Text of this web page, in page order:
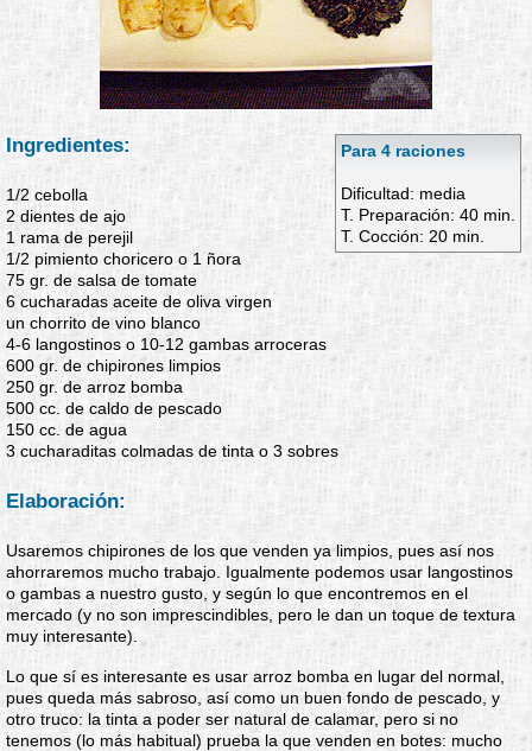
Para 4 raciones
Dificultad: media
T. Preparación: 40 min.
T. Cocción: 20 min.
Ingredientes:
1/2 cebolla
2 dientes de ajo
1 rama de perejil
1/2 pimiento choricero o 1 ñora
75 gr. de salsa de tomate
6 cucharadas aceite de oliva virgen
un chorrito de vino blanco
4-6 langostinos o 10-12 gambas arroceras
600 gr. de chipirones limpios
250 gr. de arroz bomba
500 cc. de caldo de pescado
150 cc. de agua
3 cucharaditas colmadas de tinta o 3 sobres
Elaboración:
Usaremos chipirones de los que venden ya limpios, pues así nos
ahorraremos mucho trabajo. Igualmente podemos usar langostinos
o gambas a nuestro gusto, y según lo que encontremos en el
mercado (y no son imprescindibles, pero le dan un toque de textura
muy interesante).
Lo que sí es interesante es usar arroz bomba en lugar del normal,
pues queda más sabroso, así como un buen fondo de pescado, y
otro truco: la tinta a poder ser natural de calamar, pero si no
tenemos (lo más habitual) prueba la que venden en botes: mucho